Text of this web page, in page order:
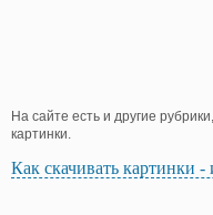
На сайте есть и другие
картинки.
Как скачивать картинки -